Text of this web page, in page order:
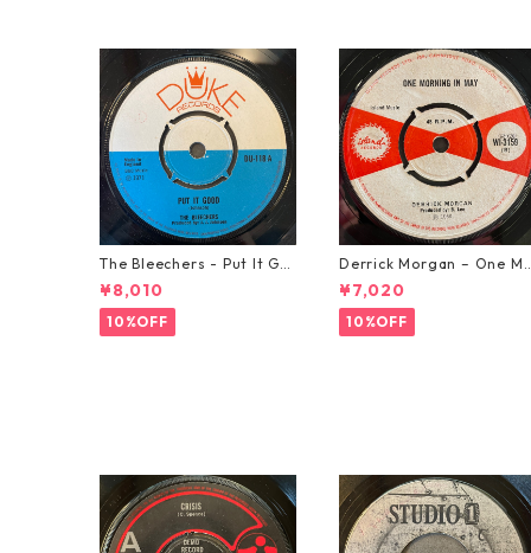
The Bleechers - Put It Go
od 【7-21637】
¥8,010
10%OFF
Derrick Morgan – One
rning In May【7-21653】
¥7,020
10%OFF